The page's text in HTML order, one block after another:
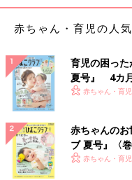
赤ちゃん・育児の人
育児の困っ
夏号』 4カ
いっぱい！
赤ちゃん・育児
赤ちゃんの
ブ 夏号』〈
く！ おっぱ
赤ちゃん・育児